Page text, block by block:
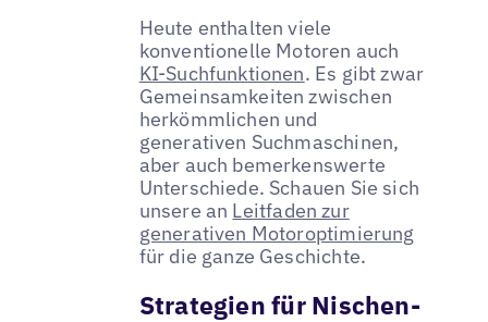
Heute enthalten viele
konventionelle Motoren auch
KI-Suchfunktionen. Es gibt zwar
Gemeinsamkeiten zwischen
herkömmlichen und
generativen Suchmaschinen,
aber auch bemerkenswerte
Unterschiede. Schauen Sie sich
unsere an Leitfaden zur
generativen Motoroptimierung
für die ganze Geschichte.
Strategien für Nischen-